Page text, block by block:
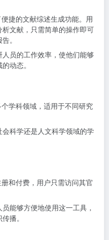
捷的文献综述生成功能。用
析文献，只需简单的操作即可
。
员的工作效率，使他们能够
动态。
学科领域，适用于不同研究
科学还是人文科学领域的学
和付费，用户只需访问其官
能够方便地使用这一工具，
播。